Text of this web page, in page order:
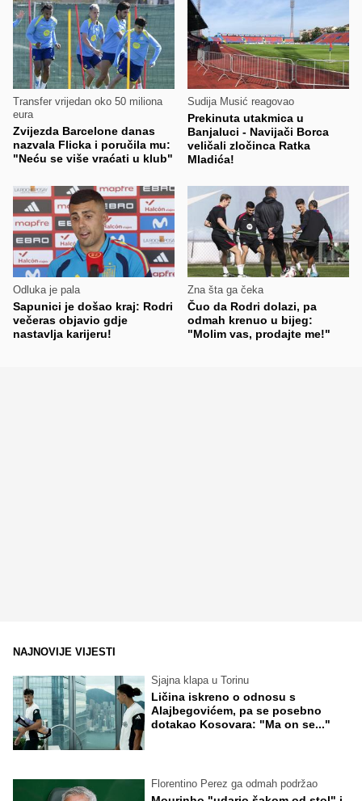
Transfer vrijedan oko 50 miliona
eura
Zvijezda Barcelone danas
nazvala Flicka i poručila mu:
"Neću se više vraćati u klub"
Sudija Musić reagovao
Prekinuta utakmica u
Banjaluci - Navijači Borca
veličali zločinca Ratka
Mladića!
Odluka je pala
Sapunici je došao kraj: Rodri
večeras objavio gdje
nastavlja karijeru!
Zna šta ga čeka
Čuo da Rodri dolazi, pa
odmah krenuo u bijeg:
"Molim vas, prodajte me!"
NAJNOVIJE VIJESTI
Sjajna klapa u Torinu
Ličina iskreno o odnosu s
Alajbegovićem, pa se posebno
dotakao Kosovara: "Ma on se..."
Florentino Perez ga odmah podržao